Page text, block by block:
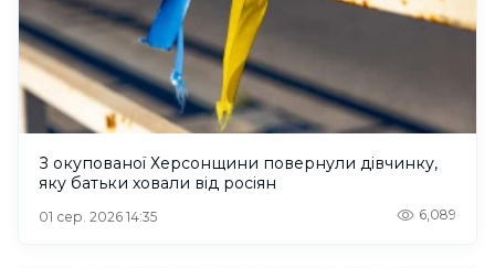
З окупованої Херсонщини повернули дівчинку,
яку батьки ховали від росіян
01 сер. 2026 14:35 6,089